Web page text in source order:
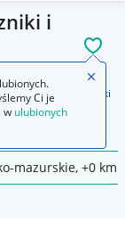
i
przełączniki
mazurskie, +0 km
Ci je
w ulubionych